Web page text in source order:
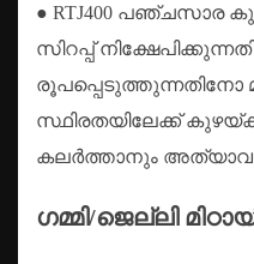
● RTJ400 പഞ്ചസാര
സിറപ്പ്
രൂപപ്പെടുത്തുന്നതിനോ
സ്ഥിരതയിലേക്ക്
കലർത്താനും
ഗമ്മി/ജെല്ലി